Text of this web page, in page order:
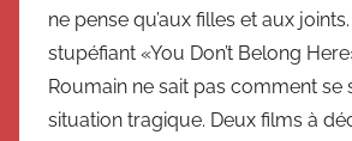
ne pense qu’aux filles et aux
stupéfiant «You Don’t Belong
Roumain ne sait pas comment se
situation tragique. Deux films à